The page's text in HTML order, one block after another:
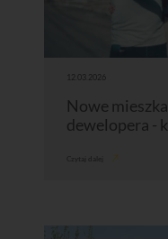
12.03.2026
Nowe
dewelopera -